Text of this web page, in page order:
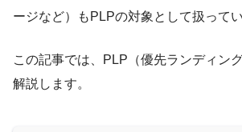
ージなど）もPLPの対象として扱ってい
この記事では、PLP（優先ランディン
解説します。